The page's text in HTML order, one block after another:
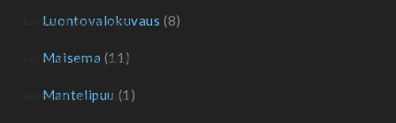
Luontovalokuvaus (8)
Maisema (11)
Mantelipuu (1)